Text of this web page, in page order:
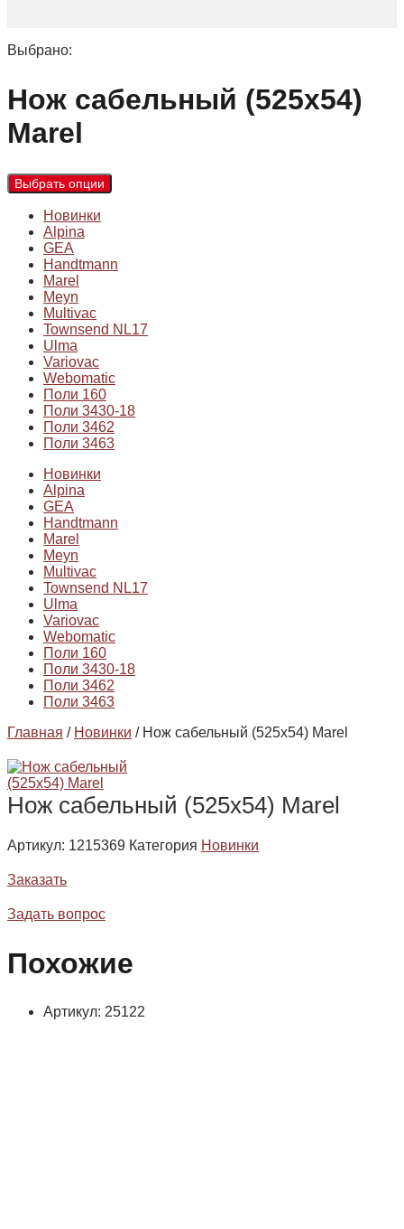
Выбрано:
Нож сабельный (525х54)
Marel
Выбрать опции
Новинки
Alpina
GEA
Handtmann
Marel
Meyn
Multivac
Townsend NL17
Ulma
Variovac
Webomatic
Поли 160
Поли 3430-18
Поли 3462
Поли 3463
Новинки
Alpina
GEA
Handtmann
Marel
Meyn
Multivac
Townsend NL17
Ulma
Variovac
Webomatic
Поли 160
Поли 3430-18
Поли 3462
Поли 3463
Главная / Новинки / Нож сабельный (525х54) Marel
Нож сабельный (525х54) Marel
Артикул: 1215369 Категория Новинки
Заказать
Задать вопрос
Похожие
Артикул: 25122